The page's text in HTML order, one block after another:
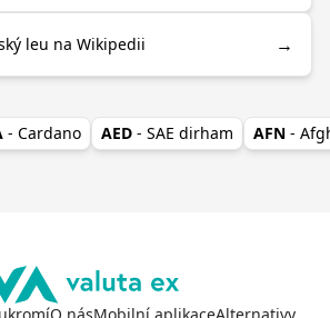
leu na Wikipedii →
- Cardano AED - SAE dirham AFN -